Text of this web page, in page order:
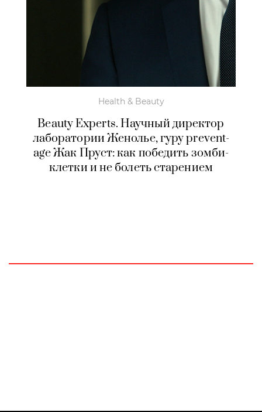
Health & Beauty
Beauty Experts. Научный директор
лаборатории Женолье, гуру prevent-
age Жак Пруст: как победить зомби-
клетки и не болеть старением